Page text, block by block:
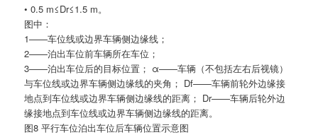
• 0.5 m≤Dr≤1.5 m。
图中：
1——车位线或边界车辆侧边缘线；
2——泊出车位前车辆所在车位；
3——泊出车位后的目标位置； α——车辆（不包括左右后视镜）
与车位线或边界车辆侧边缘线的夹角； Df——车辆前轮外边缘接
地点到车位线或边界车辆侧边缘线的距离； Dr——车辆后轮外边
缘接地点到车位线或边界车辆侧边缘线的距离。
图8 平行车位泊出车位后车辆位置示意图